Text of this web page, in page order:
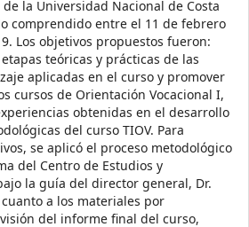
la Universidad Nacional de Costa
comprendido entre el 11 de febrero
Los objetivos propuestos fueron:
teóricas y prácticas de las
aplicadas en el curso y promover
cursos de Orientación Vocacional I,
obtenidas en el desarrollo
del curso TIOV. Para
se aplicó el proceso metodológico
del Centro de Estudios y
la guía del director general, Dr.
cuanto a los materiales por
del informe final del curso,